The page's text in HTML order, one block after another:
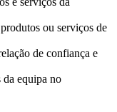
ou serviços de
de confiança e
da equipa no